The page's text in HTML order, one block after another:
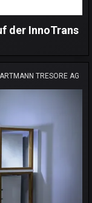
der InnoTrans
TRESORE AG